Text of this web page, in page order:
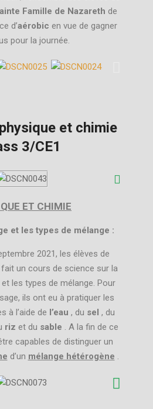
Famille de Nazareth de
d’aérobic en vue de gagner
pour la journée.
et chimie
3/CE1
ET CHIMIE
et les types de mélange :
2021, les élèves de
un cours de science sur la
les types de mélange. Pour
ils ont eu à pratiquer les
à l’aide de l’eau , du sel , du
riz et du sable . A la fin de ce
capables de distinguer un
d’un mélange hétérogène .